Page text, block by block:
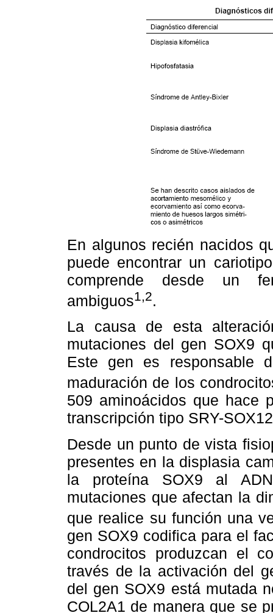
En algunos recién nacidos
puede encontrar un
comprende desde un
ambiguos1,2.
La causa de esta
mutaciones del gen SOX9
Este gen es responsable
maduración de los
509 aminoácidos que hace
transcripción tipo SRY-
Desde un punto de vista
presentes en la displasia
la proteína SOX9 al
mutaciones que afectan la
que realice su función una
gen SOX9 codifica para el
condrocitos produzcan el
través de la activación del
del gen SOX9 está mutada
COL2A1 de manera que se